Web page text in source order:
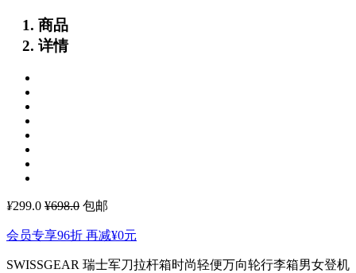
商品
详情
¥299.0 ¥698.0 包邮
会员专享96折 再减¥0元
SWISSGEAR 瑞士军刀拉杆箱时尚轻便万向轮行李箱男女登机